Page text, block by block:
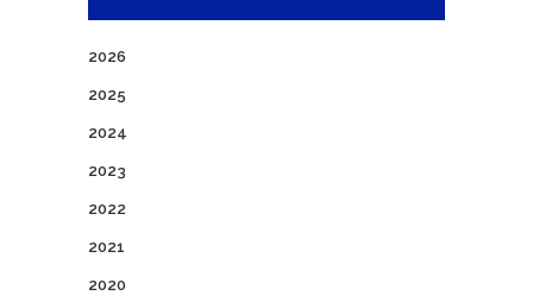
2026
2025
2024
2023
2022
2021
2020